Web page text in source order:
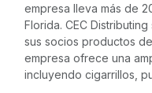
empresa lleva más de
Florida. CEC
sus socios productos
empresa ofrece una
incluyendo cigarrillos,